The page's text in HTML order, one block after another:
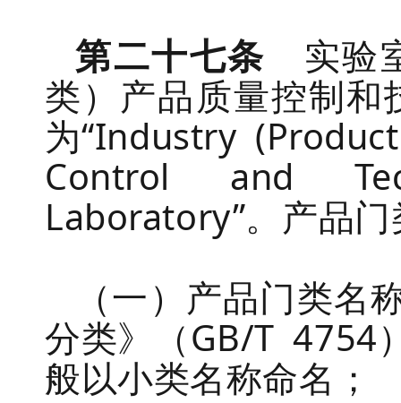
第二十七条
实验
类）产品质量控制和
为“Industry (
Control and
Laboratory”。产品
（一） 产品门类名
分类》（GB/T 4754
般以小类名称命名 ；